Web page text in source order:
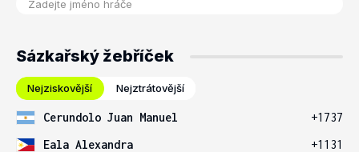
Sázkařský žebříček
Nejziskovější Nejztrátovější
Cerundolo Juan Manuel
+1737
Eala Alexandra
+1131